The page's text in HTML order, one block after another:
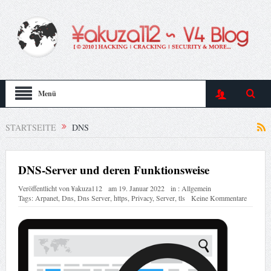
Menü
STARTSEITE DNS
DNS-Server und deren Funktionsweise
Veröffentlicht von¥akuza112 am 19. Januar 2022 in : Allgemein
Tags: Arpanet, Dns Dns Server, https Privacy, Server, tls Keine Kommentare